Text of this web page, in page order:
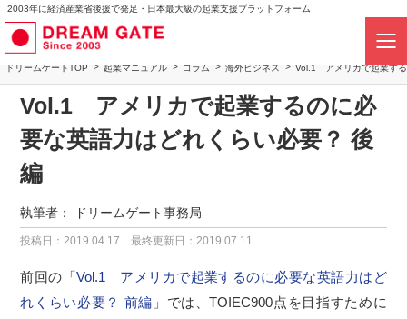
2003年に経済産業省後援で発足・日本最大級の起業支援プラットフォーム
ドリームゲートTOP 起業マニュアル コラム 海外ビジネス Vol.1 アメリカで起業する
Vol.1 アメリカで起業するのに必
要な英語力はどれくらい必要？ 後
編
執筆者： ドリームゲート事務局
投稿日：2019.04.17 最終更新日：2019.07.11
前回の「Vol.1 アメリカで起業するのに必要な英語力はど
れくらい必要？ 前編 」では、TOIEC900点を目指すために